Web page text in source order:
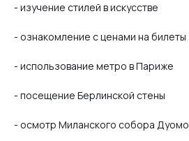
- изучение стилей в искусстве
- ознакомление с ценами на билеты
- использование метро в Париже
- посещение Берлинской стены
- осмотр Миланского собора Дуомо